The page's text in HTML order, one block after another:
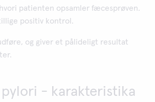
patienten opsamler fæcesprøven.
positiv kontrol.
og giver et pålideligt resultat
- karakteristika